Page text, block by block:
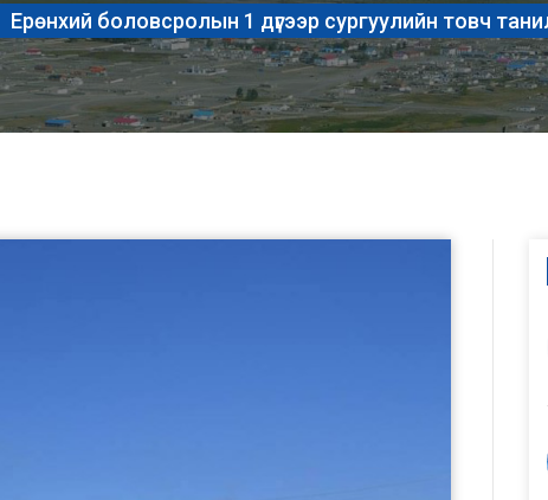
Ерөнхий боловсролын 1 дүгээр сургуулийн товч